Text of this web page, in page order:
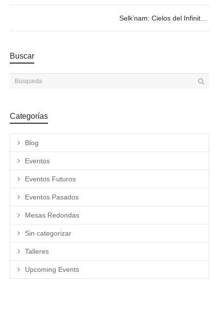
Buscar
Categorías
Blog
Eventos
Eventos Futuros
Eventos Pasados
Mesas Redondas
Sin categorizar
Talleres
Upcoming Events